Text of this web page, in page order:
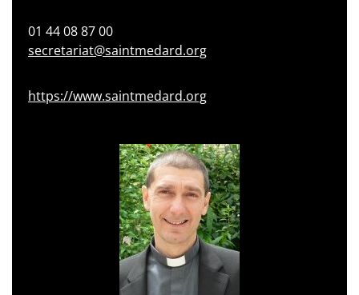
01 44 08 87 00
secretariat@saintmedard.org
https://www.saintmedard.org